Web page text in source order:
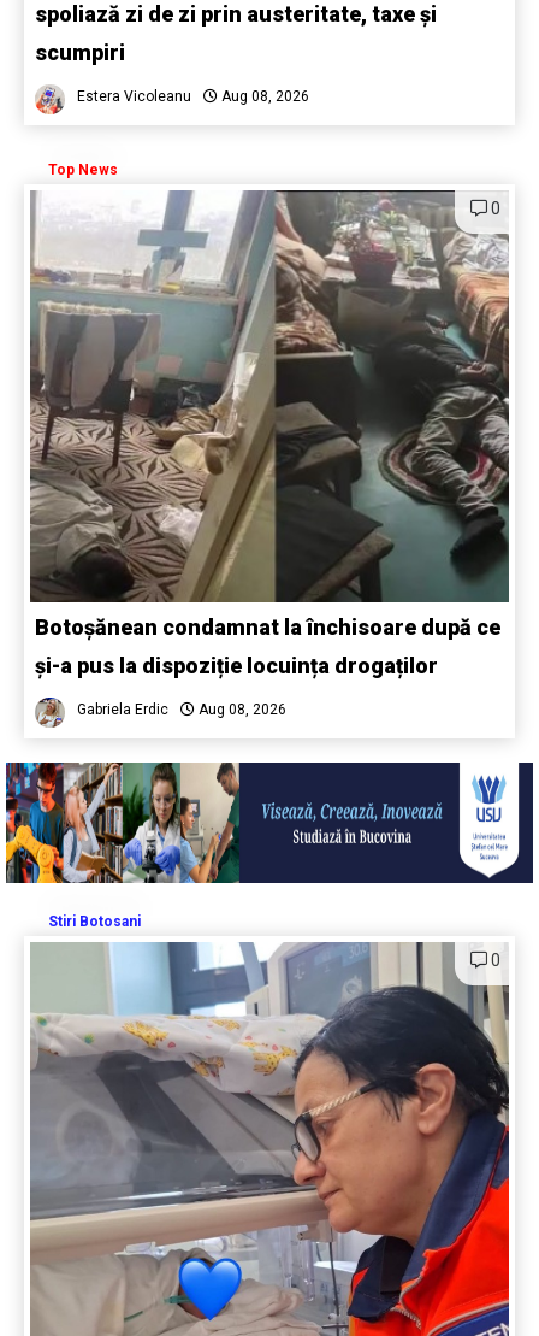
spoliază zi de zi prin austeritate, taxe și
scumpiri
Estera Vicoleanu Aug 08, 2026
Top News
0
Botoșănean condamnat la închisoare după ce
și-a pus la dispoziție locuința drogaților
Gabriela Erdic Aug 08, 2026
Stiri Botosani
0